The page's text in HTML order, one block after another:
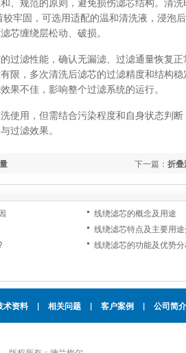
牢固，可选用适配的温和清洗液，浸泡
芯缠绕层松动、破损。
滤性能，确认无漏滤、过滤通量恢复正
限，多次清洗后滤芯的过滤精度和结构
果不佳，影响整个过滤系统的运行。
用，但需结合污染程度和自身状态判断
过滤效果。
下一篇： 折
线绕滤芯的概念及用途
线绕滤芯特点及主要用
线绕滤芯的功能及优势
术资料 | 相关问题 | 客户案例 | 公司简介